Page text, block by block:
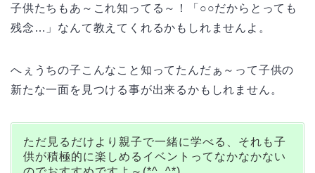
子供たちもあ～これ知ってる～！「○○だからとっても
残念…」なんて教えてくれるかもしれませんよ。
へぇうちの子こんなこと知ってたんだぁ～って子供の
新たな一面を見つける事が出来るかもしれません。
ただ見るだけより親子で一緒に学べる、それも子
供が積極的に楽しめるイベントってなかなかない